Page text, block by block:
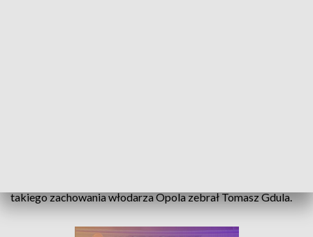
takiego zachowania włodarza Opola zebrał Tomasz Gdula.